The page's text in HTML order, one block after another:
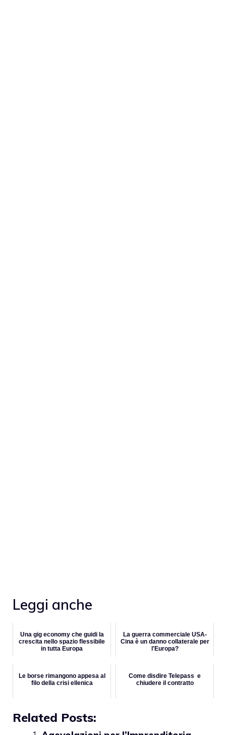
Leggi anche
Una gig economy che guidi la
crescita nello spazio flessibile
in tutta Europa
La guerra commerciale USA-
Cina è un danno collaterale per
l'Europa?
Le borse rimangono appesa al
filo della crisi ellenica
Come disdire Telepass e
chiudere il contratto
Related Posts: